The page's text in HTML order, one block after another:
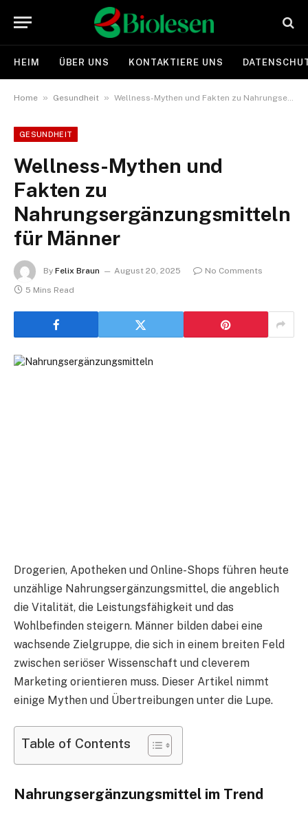
HEIM ÜBER UNS KONTAKTIERE UNS
Home » Gesundheit » Wellness-Mythen und Fakten zu Nahrungsergänzungsmitteln für Männer
GESUNDHEIT
Wellness-Mythen und
Fakten zu
Nahrungsergänzungsmitteln
für Männer
By Felix Braun August 20, 2025
No Comments
5 Mins Read
Drogerien, Apotheken und Online-Shops führen heute
unzählige Nahrungsergänzungsmittel, die angeblich
die Vitalität, die Leistungsfähigkeit und das
Wohlbefinden steigern. Männer bilden dabei eine
wachsende Zielgruppe, die sich in einem breiten Feld
zwischen seriöser Wissenschaft und cleverem
Marketing orientieren muss. Dieser Artikel nimmt
einige Mythen und Übertreibungen unter die Lupe.
Table of Contents
Nahrungsergänzungsmittel im Trend